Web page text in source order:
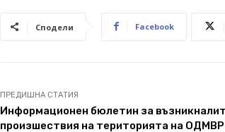
Сподели Facebook
ПРЕДИШНА СТАТИЯ
Информационен бюлетин за
произшествия на територията на ОДМВР